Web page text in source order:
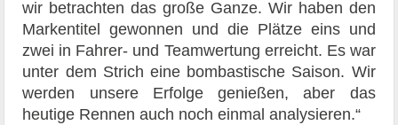
wir betrachten das große Ganze. Wir haben den
Markentitel gewonnen und die Plätze eins und
zwei in Fahrer- und Teamwertung erreicht. Es war
unter dem Strich eine bombastische Saison. Wir
werden unsere Erfolge genießen, aber das
heutige Rennen auch noch einmal analysieren.“